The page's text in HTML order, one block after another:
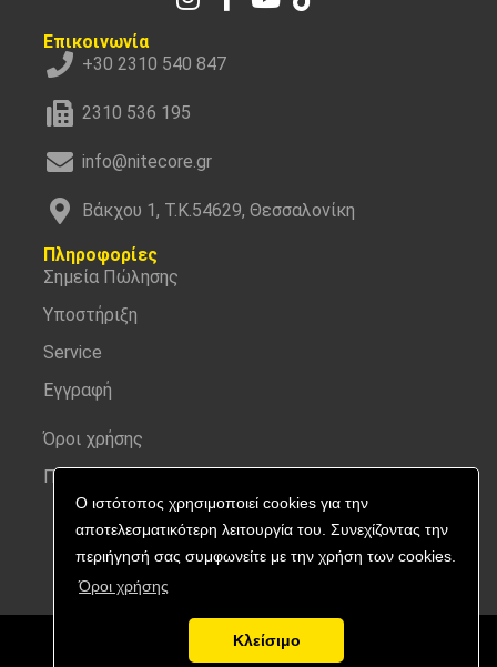
Ο ιστότοπος χρησιμοποιεί cookies για την
αποτελεσματικότερη λειτουργία του. Συνεχίζοντας την
περιήγησή σας συμφωνείτε με την χρήση των cookies.
Όροι χρήσης
Κλείσιμο
Επικοινωνία
+30 2310 540 847
2310 536 195
info@nitecore.gr
Βάκχου 1, Τ.Κ.54629, Θεσσαλονίκη
Πληροφορίες
Σημεία Πώλησης
Υποστήριξη
Service
Εγγραφή
Όροι χρήσης
Προσωπικά δεδομένα
Copyright © 2026 Nitecore | All rights reserved.